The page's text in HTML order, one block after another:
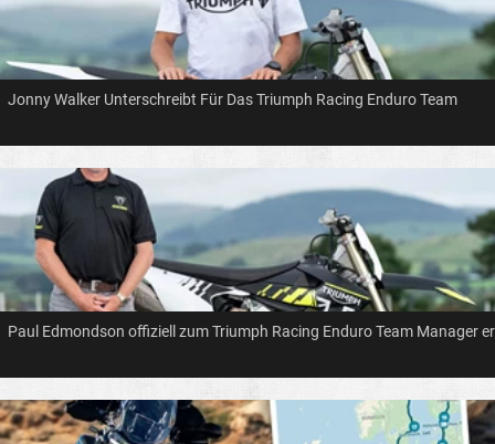
Jonny Walker Unterschreibt Für Das Triumph Racing Enduro Team
Paul Edmondson offiziell zum Triumph Racing Enduro Team Manager